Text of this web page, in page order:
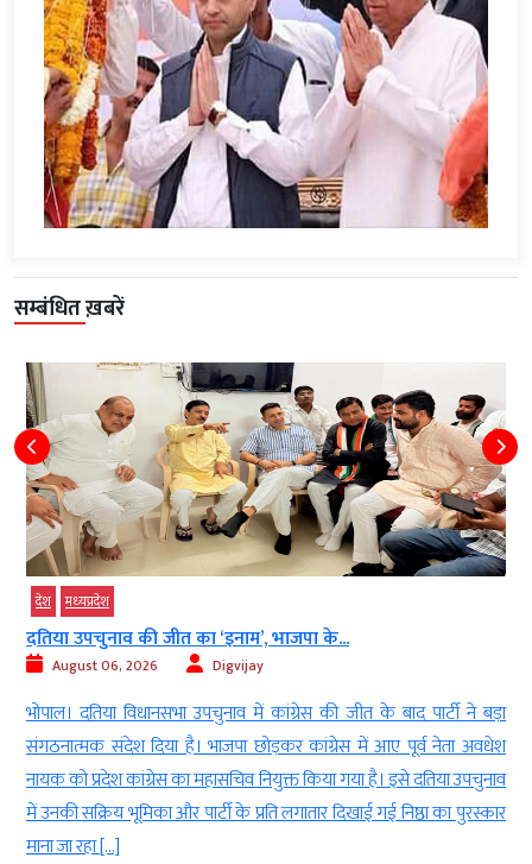
सम्बंधित ख़बरें
देश मध्‍यप्रदेश
दतिया उपचुनाव की जीत का ‘इनाम’, भाजपा के...
August 06, 2026 Digvijay
भोपाल। दतिया विधानसभा उपचुनाव में कांग्रेस की जीत के बाद पार्टी ने बड़ा
संगठनात्मक संदेश दिया है। भाजपा छोड़कर कांग्रेस में आए पूर्व नेता अवधेश
नायक को प्रदेश कांग्रेस का महासचिव नियुक्त किया गया है। इसे दतिया उपचुनाव
में उनकी सक्रिय भूमिका और पार्टी के प्रति लगातार दिखाई गई निष्ठा का पुरस्कार
माना जा रहा […]